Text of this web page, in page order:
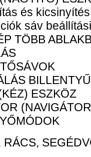
és
sáv
TÖBB
ESZKÖZ
RÁCS,